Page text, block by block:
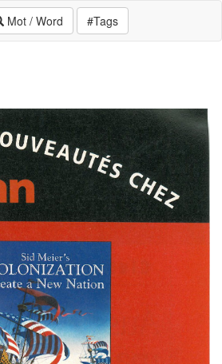
Mot / Word #Tags